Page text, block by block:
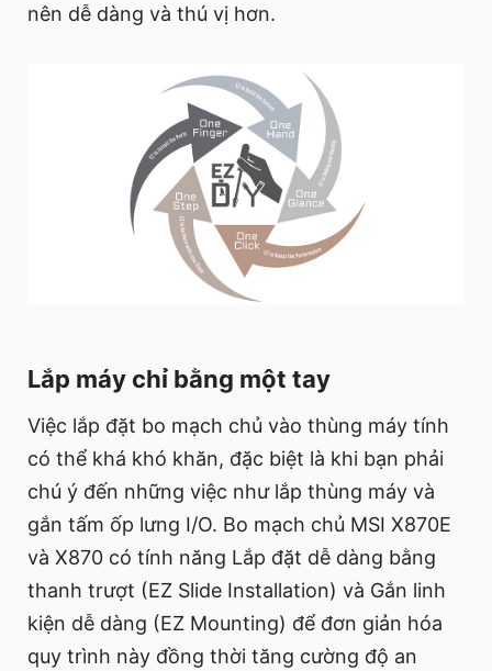
nên dễ dàng và thú vị hơn.
Lắp máy chỉ bằng một tay
Việc lắp đặt bo mạch chủ vào thùng máy tính
có thể khá khó khăn, đặc biệt là khi bạn phải
chú ý đến những việc như lắp thùng máy và
gắn tấm ốp lưng I/O. Bo mạch chủ MSI X870E
và X870 có tính năng Lắp đặt dễ dàng bằng
thanh trượt (EZ Slide Installation) và Gắn linh
kiện dễ dàng (EZ Mounting) để đơn giản hóa
quy trình này đồng thời tăng cường độ an